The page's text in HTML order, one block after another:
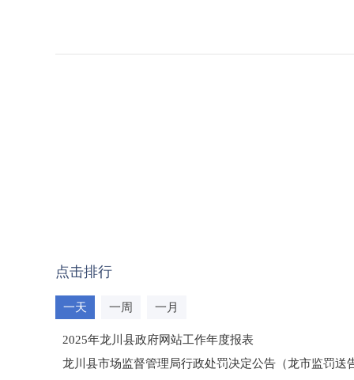
点击排行
一天 一周 一月
2025年龙川县政府网站工作年度报表
龙川县市场监督管理局行政处罚决定公告（龙市监罚送